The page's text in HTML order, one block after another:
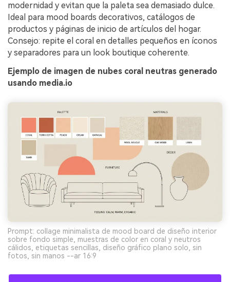
modernidad y evitan que la paleta sea demasiado dulce.
Ideal para mood boards decorativos, catálogos de
productos y páginas de inicio de artículos del hogar.
Consejo: repite el coral en detalles pequeños en íconos
y separadores para un look boutique coherente.
Ejemplo de imagen de nubes coral neutras generado
usando media.io
Prompt: collage minimalista de mood board de diseño interior
sobre fondo simple, muestras de color en coral y neutros
cálidos, etiquetas sencillas, diseño gráfico plano solo, sin
fotos, sin manos --ar 16:9